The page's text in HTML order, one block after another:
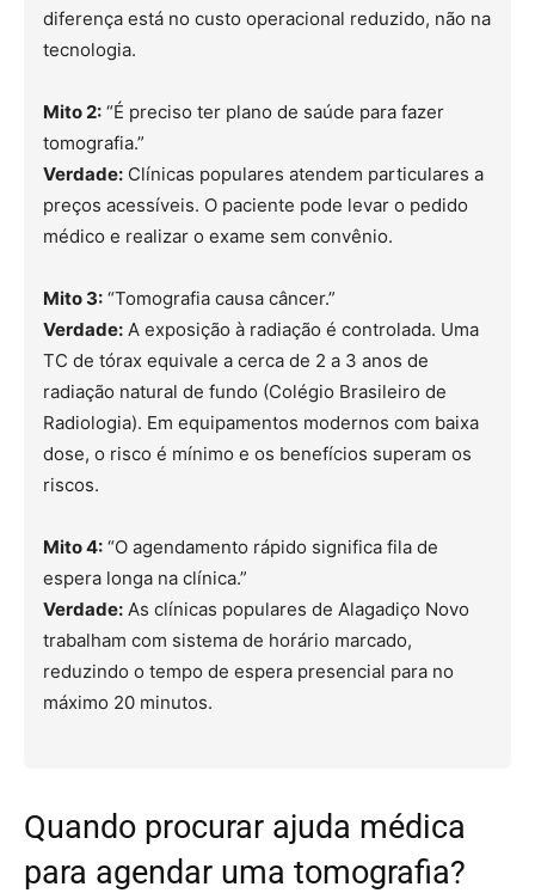
diferença está no custo operacional reduzido, não na
tecnologia.
Mito 2: “É preciso ter plano de saúde para fazer
tomografia.”
Verdade: Clínicas populares atendem particulares a
preços acessíveis. O paciente pode levar o pedido
médico e realizar o exame sem convênio.
Mito 3: “Tomografia causa câncer.”
Verdade: A exposição à radiação é controlada. Uma
TC de tórax equivale a cerca de 2 a 3 anos de
radiação natural de fundo (Colégio Brasileiro de
Radiologia). Em equipamentos modernos com baixa
dose, o risco é mínimo e os benefícios superam os
riscos.
Mito 4: “O agendamento rápido significa fila de
espera longa na clínica.”
Verdade: As clínicas populares de Alagadiço Novo
trabalham com sistema de horário marcado,
reduzindo o tempo de espera presencial para no
máximo 20 minutos.
Quando procurar ajuda médica
para agendar uma tomografia?